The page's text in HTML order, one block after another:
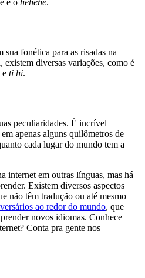
é o héhéhé.
sua fonética para as risadas na
diversas variações, como é
e ti hi.
peculiaridades. É incrível
apenas alguns quilômetros de
cada lugar do mundo tem a
internet em outras línguas, mas há
Existem diversos aspectos
não têm tradução ou até mesmo
ao redor do mundo, que
novos idiomas. Conhece
Conta pra gente nos